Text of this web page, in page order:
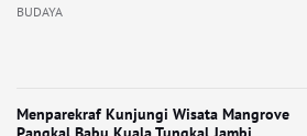
BUDAYA
Menparekraf Kunjungi Wisata Mangrove